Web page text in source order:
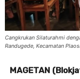
Cangkrukan Silaturahmi
Randugede, Kecamatan
MAGETAN